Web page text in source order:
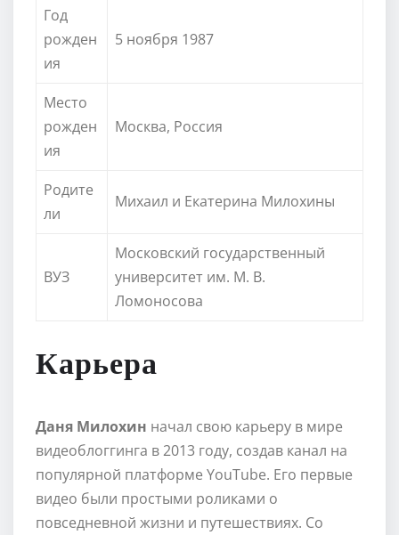
Год
рожден
ия
5 ноября 1987
Место
рожден
ия
Москва, Россия
Родите
ли
Михаил и Екатерина Милохины
ВУЗ
Московский государственный
университет им. М. В.
Ломоносова
Карьера
Даня Милохин начал свою карьеру в мире
видеоблоггинга в 2013 году, создав канал на
популярной платформе YouTube. Его первые
видео были простыми роликами о
повседневной жизни и путешествиях. Со